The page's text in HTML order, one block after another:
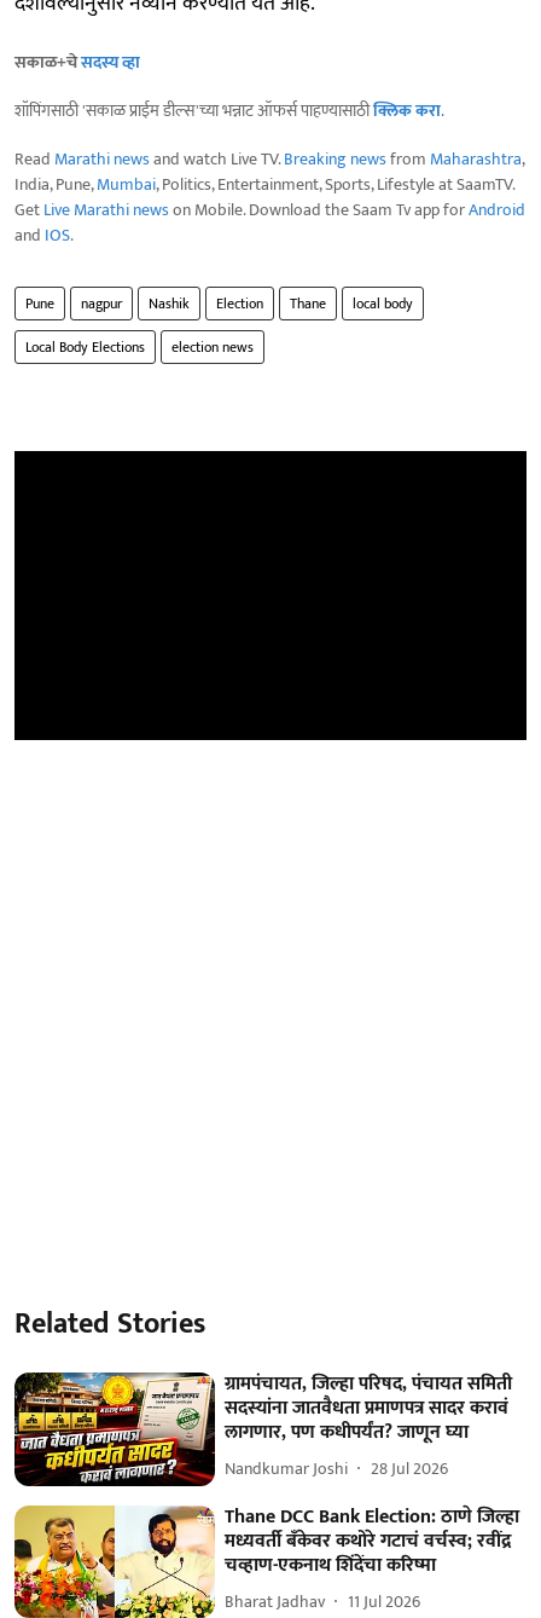
सकाळ+चेसदस्य व्हा
शॉपिंगसाठी 'सकाळ प्राईम डील्स'च्या भन्नाट ऑफर्स पाहण्यासाठीक्लिक करा.
Read Marathi newsand watch Live TV.Breaking newsfrom Maharashtra,
India, Pune,Mumbai, Politics, Entertainment, Sports, Lifestyle at SaamTV.
GetLive Marathi newson Mobile. Download the Saam Tv app forAndroid
and IOS.
Pune nagpur Nashik Election Thane
local body
Local Body Elections
election news
Related Stories
ग्रामपंचायत, जिल्हा परिषद, पंचायत समिती
सदस्यांना जातवैधता प्रमाणपत्र सादर करावं
लागणार, पण कधीपर्यंत? जाणून घ्या
Nandkumar Joshi 28 Jul 2026
Thane DCC Bank Election: ठाणे जिल्हा
मध्यवर्ती बँकेवर कथोरे गटाचं वर्चस्व; रवींद्र
चव्हाण-एकनाथ शिंदेंचा करिष्मा
Bharat Jadhav 11 Jul 2026